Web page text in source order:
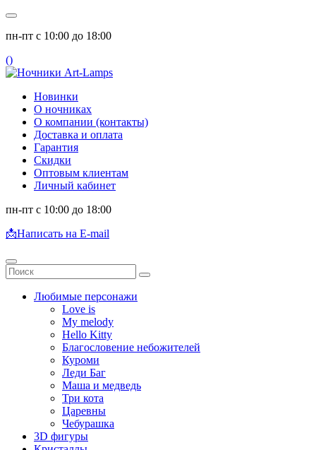
пн-пт с 10:00 до 18:00
()
Новинки
О ночниках
О компании (контакты)
Доставка и оплата
Гарантия
Скидки
Оптовым клиентам
Личный кабинет
пн-пт с 10:00 до 18:00
📩Написать на E-mail
Любимые персонажи
Love is
My melody
Hello Kitty
Благословение небожителей
Куроми
Леди Баг
Маша и медведь
Три кота
Царевны
Чебурашка
3D фигуры